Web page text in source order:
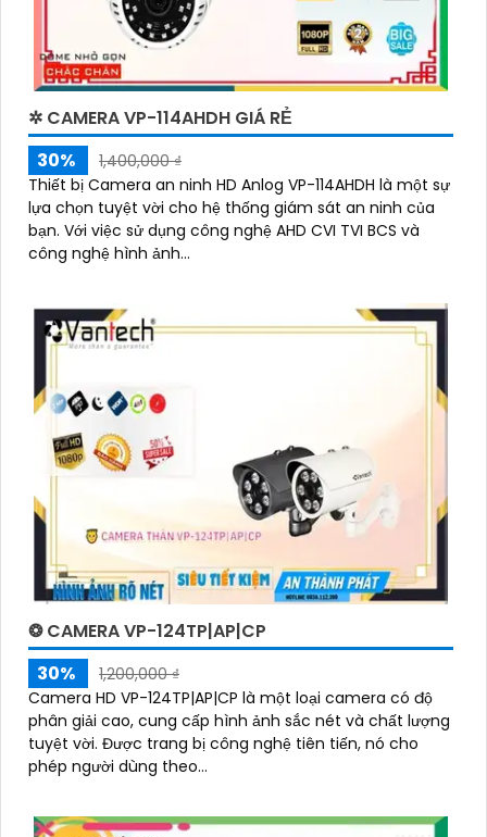
✲ CAMERA VP-114AHDH GIÁ RẺ
30%
1,400,000 ₫
Thiết bị Camera an ninh HD Anlog VP-114AHDH là một sự
lựa chọn tuyệt vời cho hệ thống giám sát an ninh của
bạn. Với việc sử dụng công nghệ AHD CVI TVI BCS và
công nghệ hình ảnh...
❂ CAMERA VP-124TP|AP|CP
30%
1,200,000 ₫
Camera HD VP-124TP|AP|CP là một loại camera có độ
phân giải cao, cung cấp hình ảnh sắc nét và chất lượng
tuyệt vời. Được trang bị công nghệ tiên tiến, nó cho
phép người dùng theo...